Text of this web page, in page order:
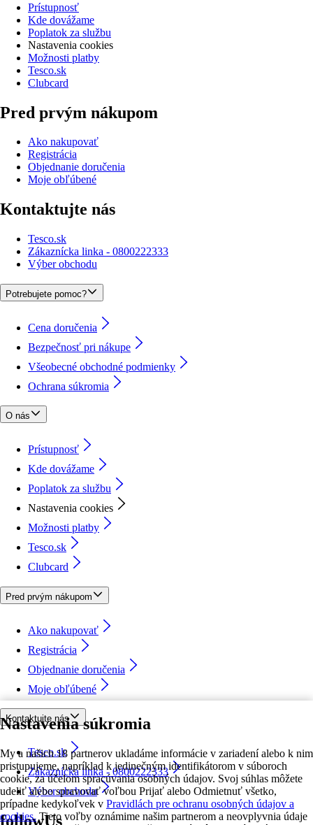
Nastavenia súkromia
My a našich 18 partnerov ukladáme informácie v zariadení alebo k nim
pristupujeme, napríklad k jedinečným identifikátorom v súboroch
cookie, za účelom spracúvania osobných údajov. Svoj súhlas môžete
udeliť alebo spravovať voľbou Prijať alebo Odmietnuť všetko,
prípadne kedykoľvek v Pravidlách pre ochranu osobných údajov a
cookies. Tieto voľby oznámime našim partnerom a neovplyvnia údaje
Prístupnosť
Kde dovážame
Poplatok za službu
Nastavenia cookies
Možnosti platby
Tesco.sk
Clubcard
Pred prvým nákupom
Ako nakupovať
Registrácia
Objednanie doručenia
Moje obľúbené
Kontaktujte nás
Tesco.sk
Zákaznícka linka - 0800222333
Výber obchodu
Potrebujete pomoc?
Cena doručenia
Bezpečnosť pri nákupe
Všeobecné obchodné podmienky
Ochrana súkromia
O nás
Prístupnosť
Kde dovážame
Poplatok za službu
Nastavenia cookies
Možnosti platby
Tesco.sk
Clubcard
Pred prvým nákupom
Ako nakupovať
Registrácia
Objednanie doručenia
Moje obľúbené
Kontaktujte nás
Tesco.sk
Zákaznícka linka - 0800222333
Výber obchodu
followUs